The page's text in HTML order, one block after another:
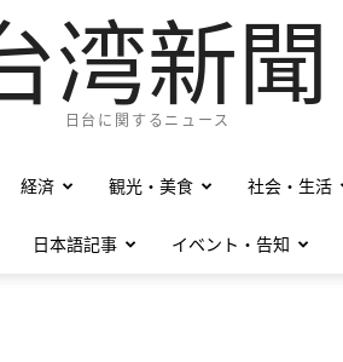
湾新聞
日台に関するニュース
経済 観光・美食 社会・生活
日本語記事 イベント・告知